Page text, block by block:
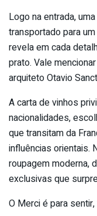
Logo na entrada,
transportado para
revela em cada
prato. Vale
arquiteto Otavio
A carta de vinhos
nacionalidades,
que transitam da
influências orientais.
roupagem moderna,
exclusivas que
O Merci é para